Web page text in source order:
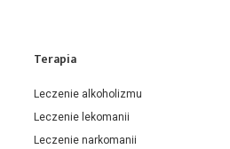
Terapia
Leczenie alkoholizmu
Leczenie lekomanii
Leczenie narkomanii